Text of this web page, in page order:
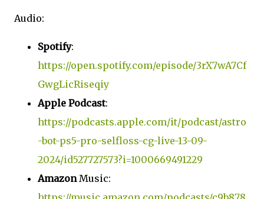
Audio:
Spotify:
https://open.spotify.com/episode/3rX7wA7Cf
GwgLicRiseqiy
Apple Podcast:
https://podcasts.apple.com/it/podcast/astro
-bot-ps5-pro-selfloss-cg-live-13-09-
2024/id527727573?i=1000669491229
AmazonMusic: